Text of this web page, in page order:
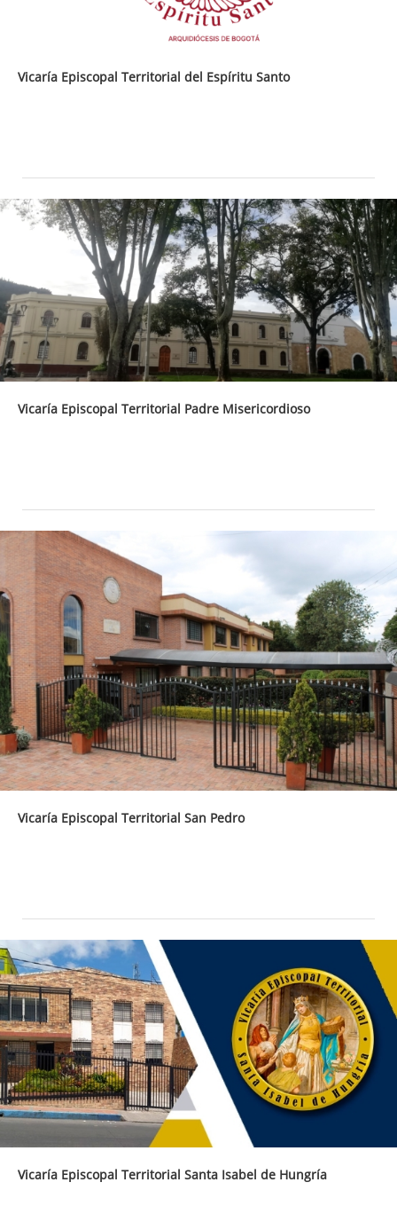
Vicaría Episcopal Territorial del Espíritu Santo
Vicaría Episcopal Territorial Padre Misericordioso
Vicaría Episcopal Territorial San Pedro
Vicaría Episcopal Territorial Santa Isabel de Hungría